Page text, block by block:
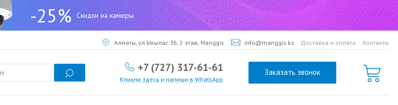
-25% Скидки на камеры
Алматы, ул Ыкылас 3Б, 2 этаж, Manggis info@manggis.kz Доставка и оплата Контакты
+7 (727) 317-61-61
Кликни здесь и напиши в WhatsApp
Заказать звонок